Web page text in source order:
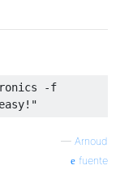
-f
— Arnoud
fuente